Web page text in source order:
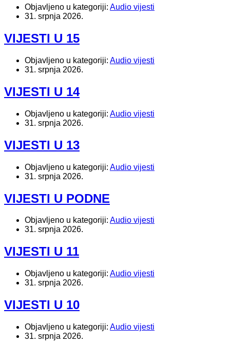
Objavljeno u kategoriji: Audio vijesti
31. srpnja 2026.
VIJESTI U 15
Objavljeno u kategoriji: Audio vijesti
31. srpnja 2026.
VIJESTI U 14
Objavljeno u kategoriji: Audio vijesti
31. srpnja 2026.
VIJESTI U 13
Objavljeno u kategoriji: Audio vijesti
31. srpnja 2026.
VIJESTI U PODNE
Objavljeno u kategoriji: Audio vijesti
31. srpnja 2026.
VIJESTI U 11
Objavljeno u kategoriji: Audio vijesti
31. srpnja 2026.
VIJESTI U 10
Objavljeno u kategoriji: Audio vijesti
31. srpnja 2026.